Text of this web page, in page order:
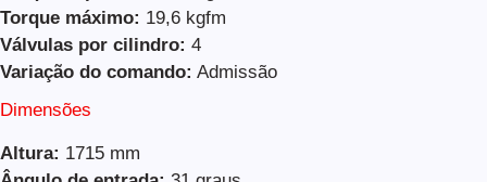
Torque máximo: 19,6 kgfm
Válvulas por cilindro: 4
Variação do comando: Admissão
Dimensões
Altura: 1715 mm